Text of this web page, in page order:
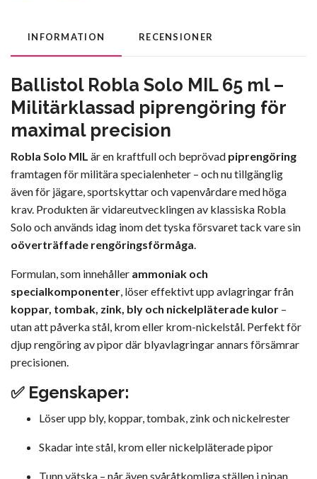
INFORMATION RECENSIONER
Ballistol Robla Solo MIL 65 ml –
Militärklassad piprengöring för
maximal precision
Robla Solo MIL är en kraftfull och beprövad piprengöring
framtagen för militära specialenheter – och nu tillgänglig
även för jägare, sportskyttar och vapenvårdare med höga
krav. Produkten är vidareutvecklingen av klassiska Robla
Solo och används idag inom det tyska försvaret tack vare sin
oöverträffade rengöringsförmåga
Formulan, som innehåller ammoniak och
specialkomponenter , löser effektivt upp avlagringar från
koppar, tombak, zink, bly och nickelpläterade kulor –
utan att påverka stål, krom eller krom-nickelstål. Perfekt för
djup rengöring av pipor där blyavlagringar annars försämrar
precisionen.
✅ Egenskaper:
Löser upp bly, koppar, tombak, zink och nickelrester
Skadar inte stål, krom eller nickelpläterade pipor
Tunn vätska – når även svåråtkomliga ställen i pipan